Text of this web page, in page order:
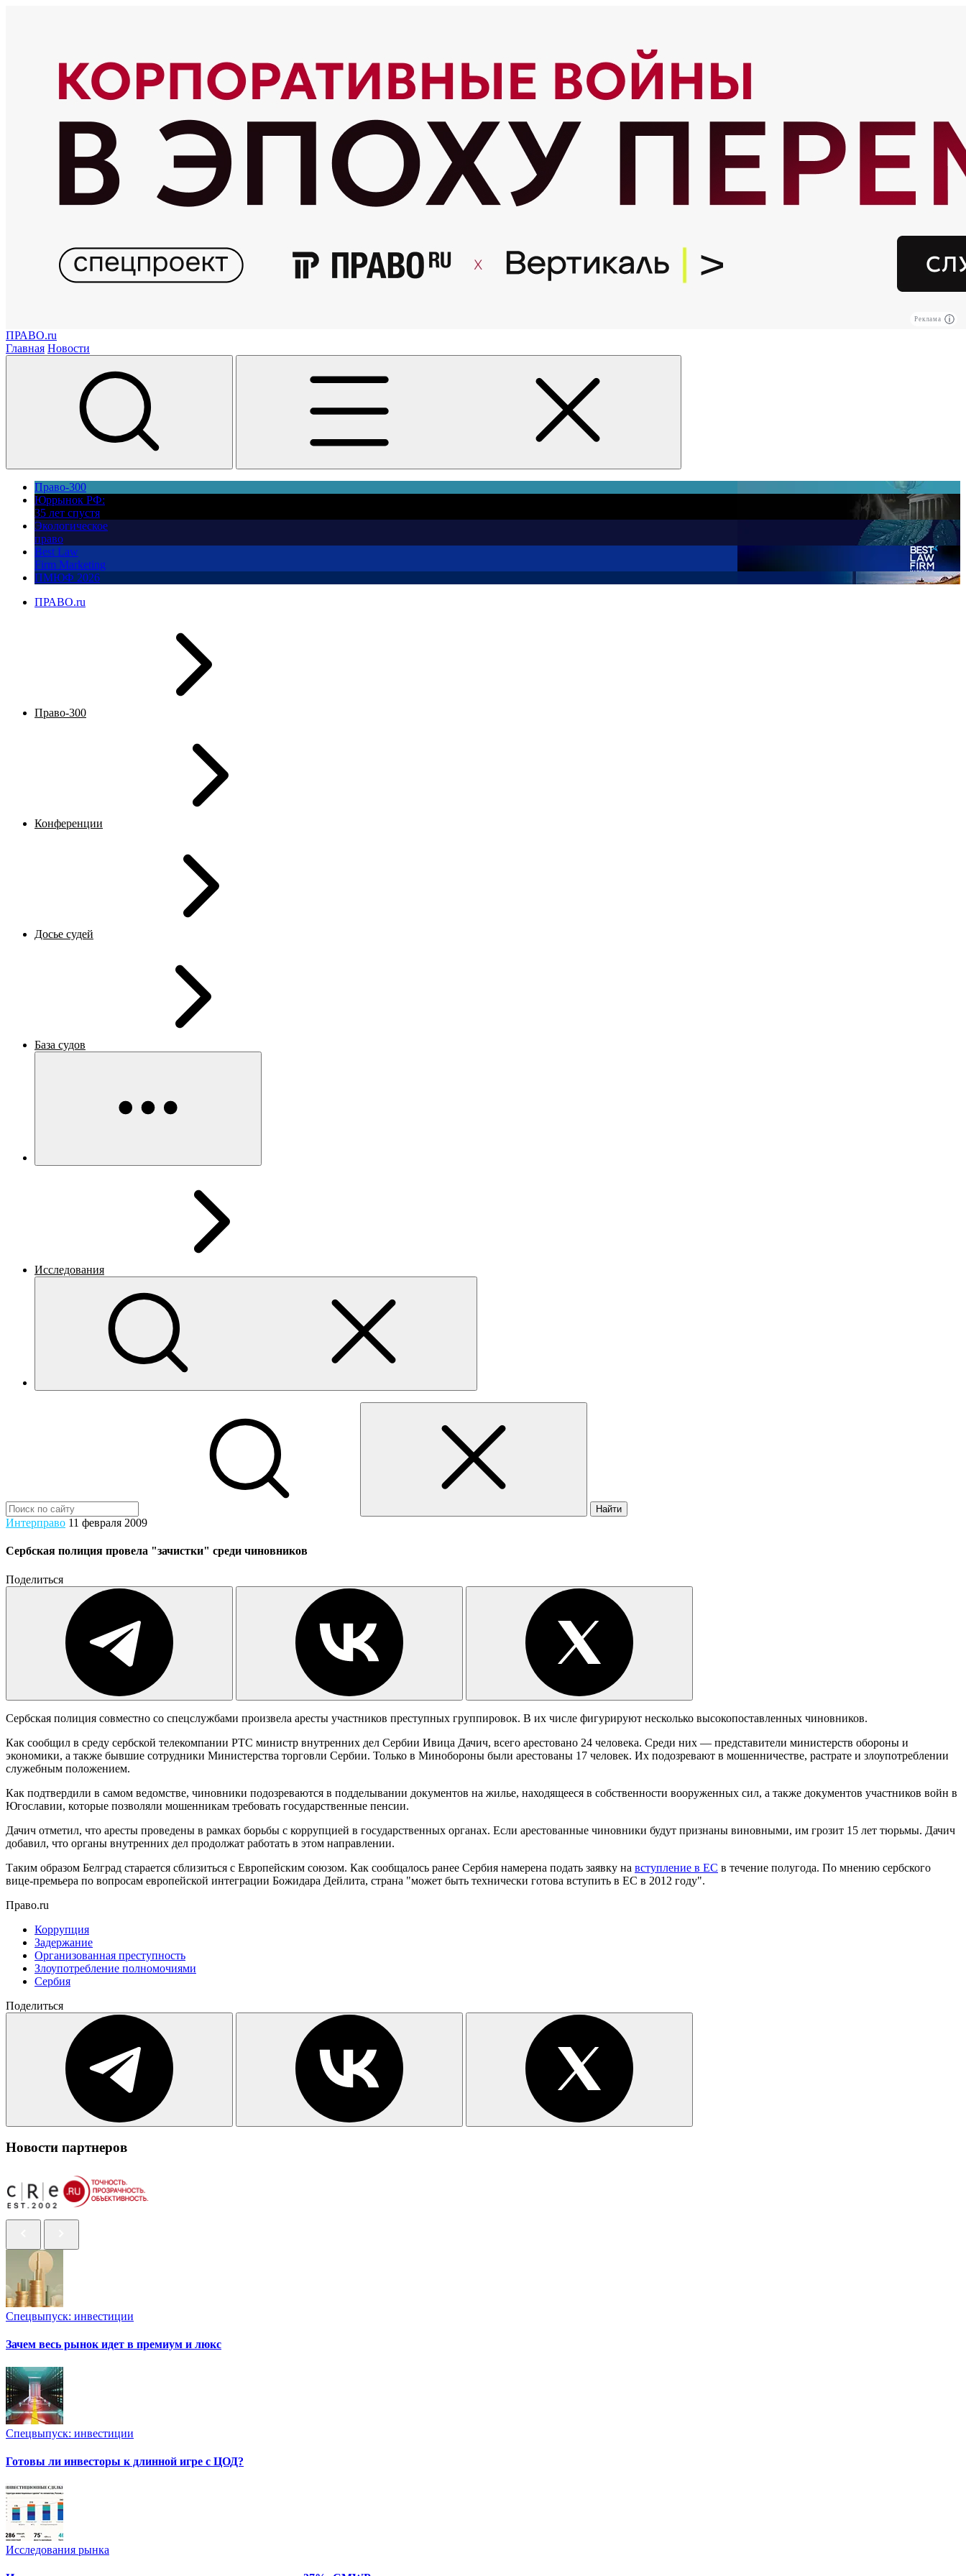
Реклама
ПРАВО.ru
Главная Новости
Право-300
Юррынок РФ:
35 лет спустя
Экологическое
право
Best Law
Firm Marketing
ПМЮФ 2026
ПРАВО.ru
Право-300
Конференции
Досье судей
База судов
Исследования
Найти
Интерправо 11 февраля 2009
Сербская полиция провела "зачистки" среди чиновников
Поделиться
Сербская полиция совместно со спецслужбами произвела аресты участников преступных группировок. В их числе фигурируют несколько высокопоставленных чиновников.
Как сообщил в среду сербской телекомпании РТС министр внутренних дел Сербии Ивица Дачич, всего арестовано 24 человека. Среди них — представители министерств обороны и
экономики, а также бывшие сотрудники Министерства торговли Сербии. Только в Минобороны были арестованы 17 человек. Их подозревают в мошенничестве, растрате и злоупотреблении
служебным положением.
Как подтвердили в самом ведомстве, чиновники подозреваются в подделывании документов на жилье, находящееся в собственности вооруженных сил, а также документов участников войн в
Югославии, которые позволяли мошенникам требовать государственные пенсии.
Дачич отметил, что аресты проведены в рамках борьбы с коррупцией в государственных органах. Если арестованные чиновники будут признаны виновными, им грозит 15 лет тюрьмы. Дачич
добавил, что органы внутренних дел продолжат работать в этом направлении.
Таким образом Белград старается сблизиться с Европейским союзом. Как сообщалось ранее Сербия намерена подать заявку на вступление в ЕС в течение полугода. По мнению сербского
вице-премьера по вопросам европейской интеграции Божидара Дейлита, страна "может быть технически готова вступить в ЕС в 2012 году".
Право.ru
Коррупция
Задержание
Организованная преступность
Злоупотребление полномочиями
Сербия
Поделиться
Новости партнеров
Спецвыпуск: инвестиции
Зачем весь рынок идет в премиум и люкс
Спецвыпуск: инвестиции
Готовы ли инвесторы к длинной игре с ЦОД?
Исследования рынка